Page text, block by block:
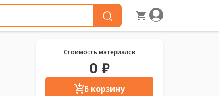
Стоимость материалов
0 ₽
В корзину